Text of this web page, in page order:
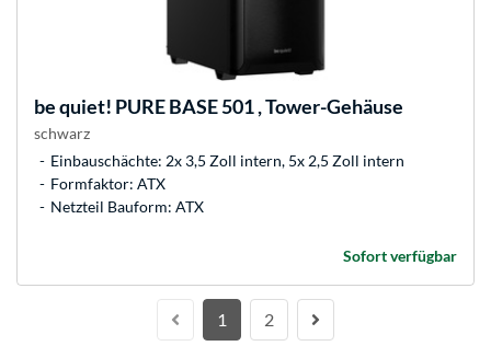
be quiet! PURE BASE 501 , Tower-Gehäuse
schwarz
Einbauschächte: 2x 3,5 Zoll intern, 5x 2,5 Zoll intern
Formfaktor: ATX
Netzteil Bauform: ATX
Sofort verfügbar
1 2